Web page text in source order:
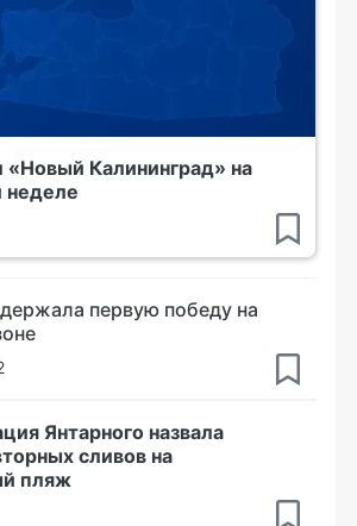
«Новый Калининград» на
первую победу на
Янтарного назвала
сливов на
пляж